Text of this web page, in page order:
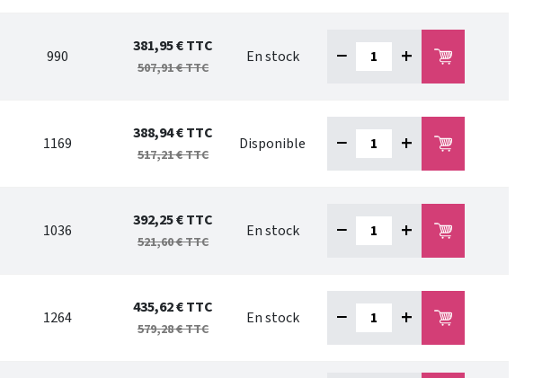
990
381,95 €TTC
507,91 €TTC
En stock − +
1169
388,94 €TTC
517,21 €TTC
Disponible − +
1036
392,25 €TTC
521,60 €TTC
En stock − +
1264
435,62 €TTC
579,28 €TTC
En stock − +